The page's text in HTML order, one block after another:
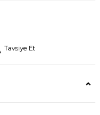
Tavsiye Et